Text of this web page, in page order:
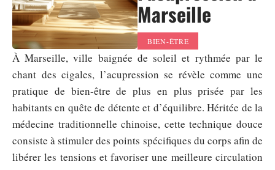
Marseille
BIEN-ÊTRE
À Marseille, ville baignée de soleil et rythmée par le
chant des cigales, l’acupression se révèle comme une
pratique de bien-être de plus en plus prisée par les
habitants en quête de détente et d’équilibre. Héritée de la
médecine traditionnelle chinoise, cette technique douce
consiste à stimuler des points spécifiques du corps afin de
libérer les tensions et favoriser une meilleure circulation